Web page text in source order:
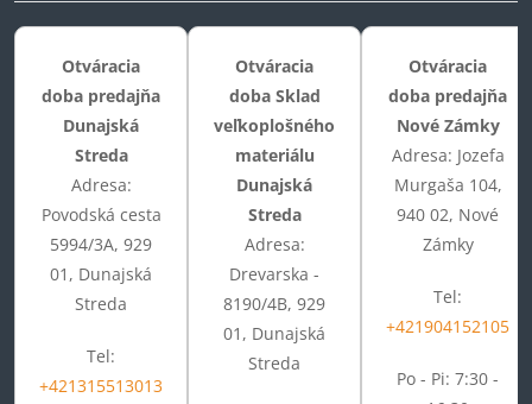
Otváracia
doba predajňa
Dunajská
Streda
Adresa:
Povodská cesta
5994/3A, 929
01, Dunajská
Streda
Tel:
+421315513013
Otváracia
doba Sklad
veľkoplošného
materiálu
Dunajská
Streda
Adresa:
Drevarska -
8190/4B, 929
01, Dunajská
Streda
Otváracia
doba predajňa
Nové Zámky
Adresa: Jozefa
Murgaša 104,
940 02, Nové
Zámky
Tel:
+421904152105
Po - Pi: 7:30 -